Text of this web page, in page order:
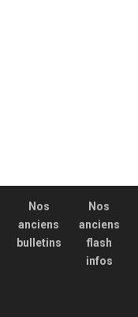
Nos
anciens
bulletins
Nos
anciens
flash
infos